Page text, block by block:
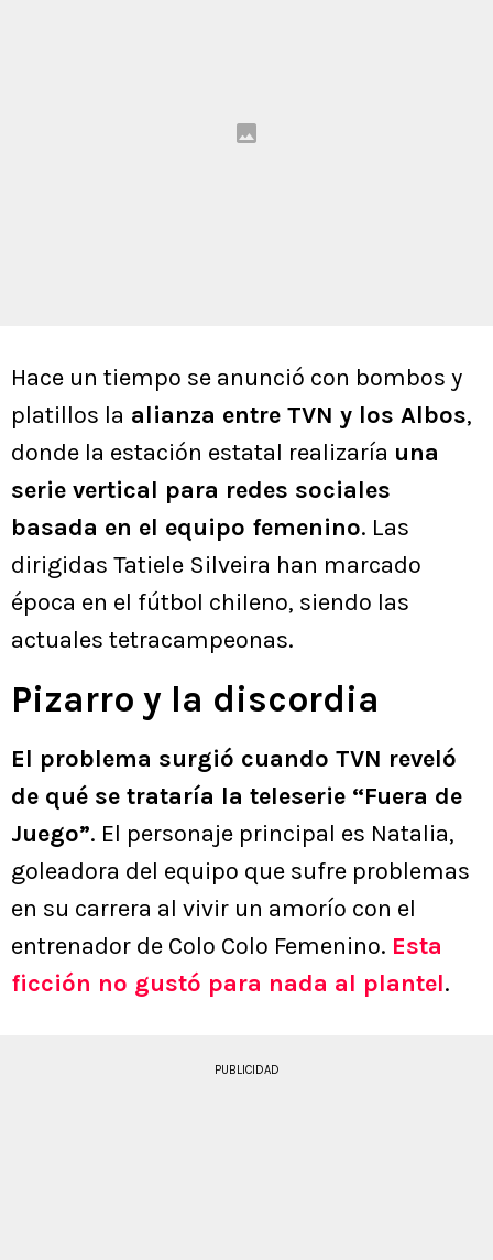
Hace un tiempo se anunció con bombos y
platillos la alianza entre TVN y los Albos,
donde la estación estatal realizaría una
serie vertical para redes sociales
basada en el equipo femenino. Las
dirigidas Tatiele Silveira han marcado
época en el fútbol chileno, siendo las
actuales tetracampeonas.
Pizarro y la discordia
El problema surgió cuando TVN reveló
de qué se trataría la teleserie “Fuera de
Juego”. El personaje principal es Natalia,
goleadora del equipo que sufre problemas
en su carrera al vivir un amorío con el
entrenador de Colo Colo Femenino. Esta
ficción no gustó para nada al plantel.
PUBLICIDAD